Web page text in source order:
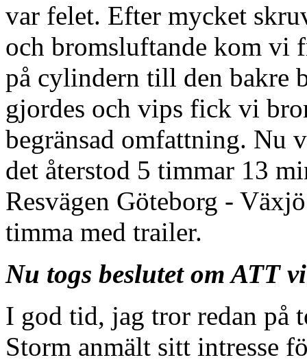
var felet. Efter mycket
och bromsluftande kom vi
på cylindern till den bakre
gjordes och vips fick vi
begränsad omfattning. Nu
det återstod 5 timmar 13
Resvägen Göteborg -
timma med trailer.
Nu togs beslutet om ATT
I god tid, jag tror redan på
Storm anmält sitt intresse